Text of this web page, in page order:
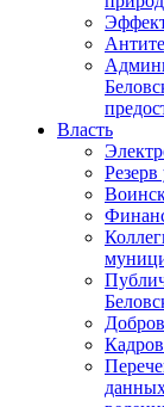
Власть